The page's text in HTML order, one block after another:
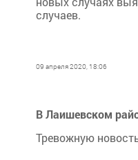
случаев.
09 апреля 2020, 18:06
В Лаишевском
Тревожную